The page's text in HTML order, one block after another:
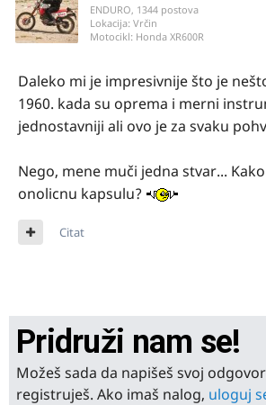
ENDURO, 1344 postova
Lokacija: Vrčin
Motocikl: Honda XR600R
Daleko mi je impresivnije što je
1960. kada su oprema i merni
jednostavniji ali ovo je za svaku
Nego, mene muči jedna stvar...
onolicnu kapsulu?
Citat
Pridruži nam se!
Možeš sada da napišeš svoj
registruješ. Ako imaš nalog, uloguj